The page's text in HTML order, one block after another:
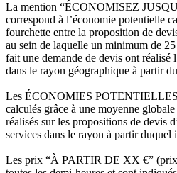
La mention “ÉCONOMISEZ
correspond à l’économie potentielle
fourchette entre la proposition de
au sein de laquelle un minimum de
fait une demande de devis ont réalisé
dans le rayon géographique à partir
Les ÉCONOMIES
calculés grâce à une moyenne
réalisés sur les propositions de devis
services dans le rayon à partir duquel
Les prix “À PARTIR DE XX €”